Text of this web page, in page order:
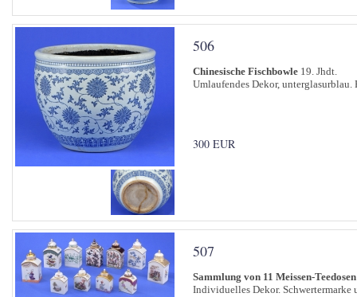
506
Chinesische Fischbowle 19. Jhdt.
Umlaufendes Dekor, unterglasurblau.
300 EUR
507
Sammlung von 11 Meissen-Teedosen
Individuelles Dekor.